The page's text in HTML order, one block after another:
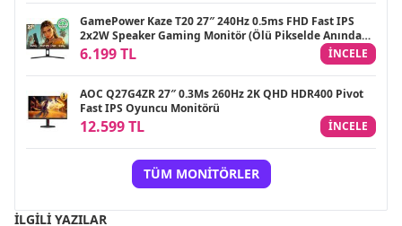
GamePower Kaze T20 27″ 240Hz 0.5ms FHD Fast IPS
2x2W Speaker Gaming Monitör (Ölü Pikselde Anında
Değişim)
6.199 TL INCELE
AOC Q27G4ZR 27″ 0.3Ms 260Hz 2K QHD HDR400 Pivot
Fast IPS Oyuncu Monitörü
12.599 TL INCELE
TÜM MONITÖRLER
İLGILI YAZILAR